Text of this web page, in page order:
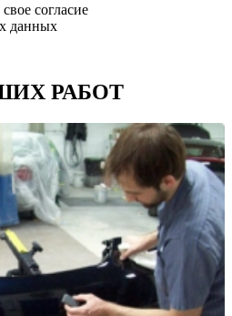
согласие
данных
РАБОТ